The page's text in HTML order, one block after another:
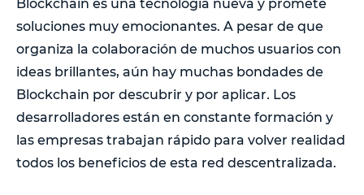
Blockchain es una tecnología nueva y promete
soluciones muy emocionantes. A pesar de que
organiza la colaboración de muchos usuarios con
ideas brillantes, aún hay muchas bondades de
Blockchain por descubrir y por aplicar. Los
desarrolladores están en constante formación y
las empresas trabajan rápido para volver realidad
todos los beneficios de esta red descentralizada.